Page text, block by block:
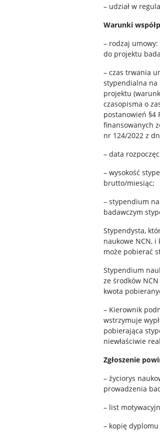
– udział w
Warunki
– rodzaj
do projektu
– czas trwania
stypendialna na
projektu
czasopisma o
postanowień §4
finansowanych
nr 124/2022 z
– data
– wysokość
brutto/miesiąc;
– stypendium
badawczym
Stypendysta,
naukowe NCN, i
może pobierać
Stypendium
ze środków
kwota
– Kierownik
wstrzymuje
pobierająca
niewłaściwie
Zgłoszenie
– życiorys
prowadzenia
– list
– kopię